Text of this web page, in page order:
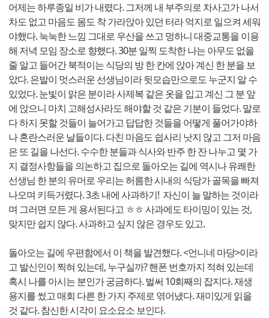
어제는 하루종일 비가 내렸다. 그저께 내 부주의로 차사고가 나서
차도 없고 마음도 몸도 착 가라앉아 있던 터라 억지로 일으켜 세워
야했다. 눅눅한 느낌 그대로 우산을 쓰고 멍하니 대중교통을 이용
해 저녁 모임 장소로 향했다. 30분 일찍 도착한 나는 아무도 없을
줄 알고 들어간 북적이는 식당의 방 한 칸에 앉아 계신 한 분을 보
았다. 은발이 멋스러운 선생님이라 뒷모습만으로도 누군지 알 수
있었다. 눈빛이 맑은 분이라 사제복 같은 옷을 입고 계신 그 분 앞
에 앉으니 마치 고해성사라도 해야할 것 같은 기분이 들었다. 말로
다 하지 못할 것들이 늘어가고 답답한 것들을 어떻게 풀어가야하
나 혼란스러운 날들이다. 다친 마음도 쉽사리 낫지 않고 그저 마음
은 또 길을 나선다. 수수한 분들과 식사와 반주 한 잔 나누고 몇 가
지 결정사항들을 의논하고 집으로 돌아오는 길에 역시나 유쾌한
선생님 한 분의 유머로 우리는 허름한 시내의 식당가 골목을 빠져
나오며 키득거렸다. 3초 내에 사과하기! 자신이 늘 말하는 것이라
며 그러면 모든 게 용서된다고 ㅎㅎ 사과에도 타이밍이 있는 것,
맞지만 쉽지 않다. 사과하고 싶지 않은 경우도 있고.
돌아오는 길에 우편함에서 이 책을 발견했다. <언니네 마당>이라
고 발신인이 찍혀 있는데, 누구실까? 핸폰 번호까지 적혀 있는데
혹시 나를 아시는 분인가 궁금하다. 벌써 10회째의 잡지다. 재생
용지를 썼고 매회 다른 한 가지 주제로 엮어냈다. 재미있게 읽을
것 같다. 참신한 시각이 요소요소 보인다.